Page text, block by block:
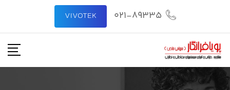
محتوا
021-89335
VIVOTEK